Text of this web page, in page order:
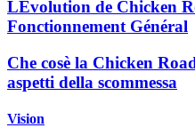
LÉvolution de Chicken
Fonctionnement Général
Che cosè la Chicken
aspetti della scommessa
Vision